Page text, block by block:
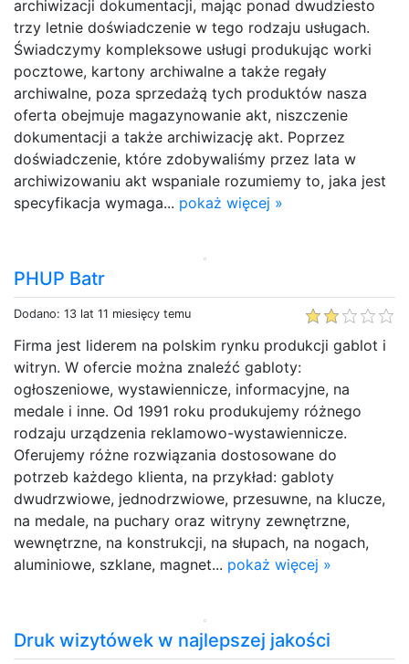
archiwizacji dokumentacji, mając ponad dwudziesto
trzy letnie doświadczenie w tego rodzaju usługach.
Świadczymy kompleksowe usługi produkując worki
pocztowe, kartony archiwalne a także regały
archiwalne, poza sprzedażą tych produktów nasza
oferta obejmuje magazynowanie akt, niszczenie
dokumentacji a także archiwizację akt. Poprzez
doświadczenie, które zdobywaliśmy przez lata w
archiwizowaniu akt wspaniale rozumiemy to, jaka jest
specyfikacja wymaga... pokaż więcej »
PHUP Batr
Dodano: 13 lat 11 miesięcy temu
Firma jest liderem na polskim rynku produkcji gablot i
witryn. W ofercie można znaleźć gabloty:
ogłoszeniowe, wystawiennicze, informacyjne, na
medale i inne. Od 1991 roku produkujemy różnego
rodzaju urządzenia reklamowo-wystawiennicze.
Oferujemy różne rozwiązania dostosowane do
potrzeb każdego klienta, na przykład: gabloty
dwudrzwiowe, jednodrzwiowe, przesuwne, na klucze,
na medale, na puchary oraz witryny zewnętrzne,
wewnętrzne, na konstrukcji, na słupach, na nogach,
aluminiowe, szklane, magnet... pokaż więcej »
Druk wizytówek w najlepszej jakości